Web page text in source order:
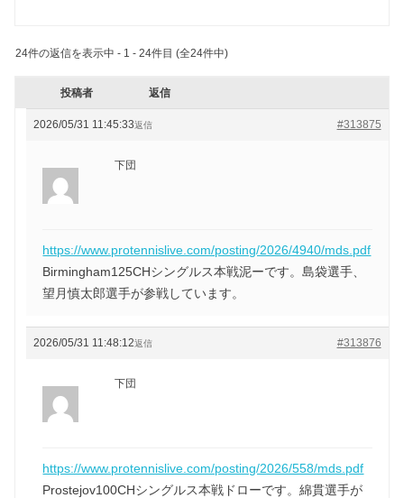
24件の返信を表示中 - 1 - 24件目 (全24件中)
投稿者 返信
2026/05/31 11:45:33 #313875
返信
下団
https://www.protennislive.com/posting/2026/4940/mds.pdf
Birmingham125CHシングルス本戦泥ーです。島袋選手、
望月慎太郎選手が参戦しています。
2026/05/31 11:48:12 #313876
返信
下団
https://www.protennislive.com/posting/2026/558/mds.pdf
Prostejov100CHシングルス本戦ドローです。綿貫選手が